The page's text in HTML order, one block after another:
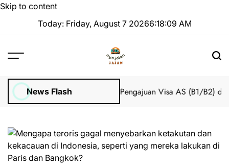
Skip to content
Today: Friday, August 7 20266:18:09 AM
News Flash
2025 Tanpa Stres Bantuan Pengajuan Visa AS (B1/B2) dari